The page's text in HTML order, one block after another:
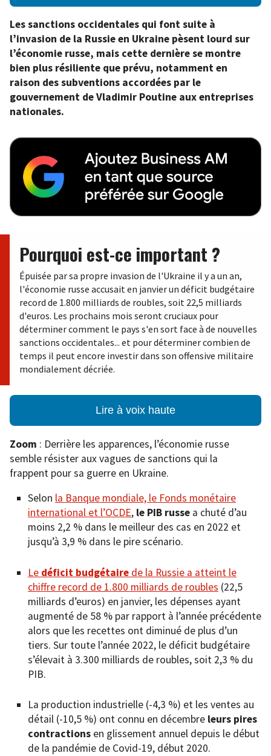
Les sanctions occidentales qui font suite à
l’invasion de la Russie en Ukraine pèsent lourd sur
l’économie russe, mais cette dernière se montre
bien plus résiliente que prévu, notamment en
raison des subventions accordées par le
gouvernement de Vladimir Poutine aux entreprises
nationales.
Pourquoi est-ce important ?
Épuisée par sa propre invasion de l'Ukraine il y a un an,
l'économie russe accusait en janvier un déficit budgétaire
record de 1.800 milliards de roubles, soit 22,5 milliards
d'euros. Les prochains mois seront cruciaux pour
déterminer comment le pays s'en sort face à de nouvelles
sanctions occidentales... et pour déterminer combien de
temps il peut encore investir dans son offensive militaire
mondialement décriée.
Lire à voix haute
Zoom : Derrière les apparences, l’économie russe
semble résister aux vagues de sanctions qui la
frappent pour sa guerre en Ukraine.
Selon la Banque mondiale, le Fonds monétaire
international et l’OCDE, le PIB russe a chuté d’au
moins 2,2 % dans le meilleur des cas en 2022 et
jusqu’à 3,9 % dans le pire scénario.
Le déficit budgétaire de la Russie a atteint le
chiffre record de 1.800 milliards de roubles (22,5
milliards d’euros) en janvier, les dépenses ayant
augmenté de 58 % par rapport à l’année précédente
alors que les recettes ont diminué de plus d’un
tiers. Sur toute l’année 2022, le déficit budgétaire
s’élevait à 3.300 milliards de roubles, soit 2,3 % du
PIB.
La production industrielle (-4,3 %) et les ventes au
détail (-10,5 %) ont connu en décembre leurs pires
contractions en glissement annuel depuis le début
de la pandémie de Covid-19, début 2020.